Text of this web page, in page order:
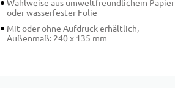
Wahlweise aus umweltfreundlichem Papier
oder wasserfester Folie
Mit oder ohne Aufdruck erhältlich,
Außenmaß: 240 x 135 mm